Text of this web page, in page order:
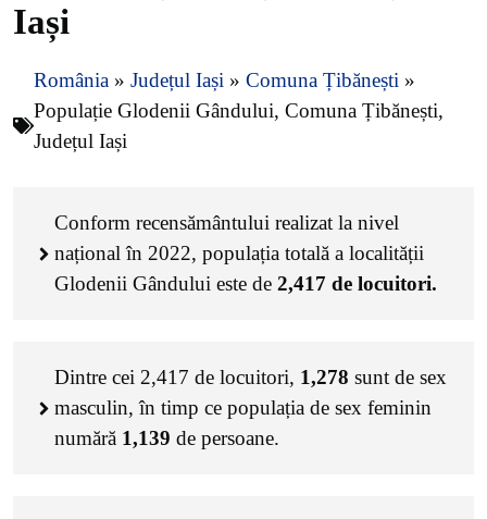
Iași
România » Județul Iași » Comuna Țibănești »
Populație Glodenii Gândului, Comuna Țibănești,
Județul Iași
Conform recensământului realizat la nivel
național în 2022, populația totală a localității
Glodenii Gândului este de 2,417 de locuitori.
Dintre cei 2,417 de locuitori, 1,278 sunt de sex
masculin, în timp ce populația de sex feminin
numără 1,139 de persoane.